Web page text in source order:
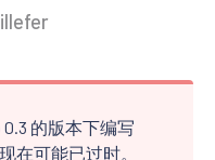
的版本下编写
在可能已过时。